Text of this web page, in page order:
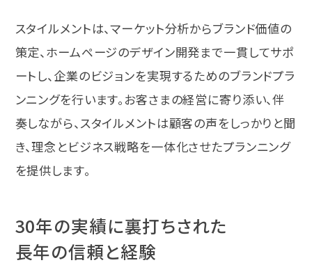
スタイルメントは、マーケット分析からブランド価値の
策定、ホームページのデザイン開発まで一貫してサポ
ートし、企業のビジョンを実現するためのブランドプラ
ンニングを行います。お客さまの経営に寄り添い、伴
奏しながら、スタイルメントは顧客の声をしっかりと聞
き、理念とビジネス戦略を一体化させたプランニング
を提供します。
30年の実績に裏打ちされた
長年の信頼と経験